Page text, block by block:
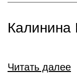
Калинина
Читать далее